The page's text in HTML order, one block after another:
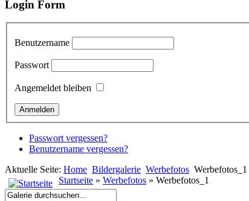
Login Form
Benutzername
Passwort
Angemeldet bleiben
Passwort vergessen?
Benutzername vergessen?
Aktuelle Seite: Home Bildergalerie Werbefotos Werbefotos_1
Startseite » Werbefotos » Werbefotos_1